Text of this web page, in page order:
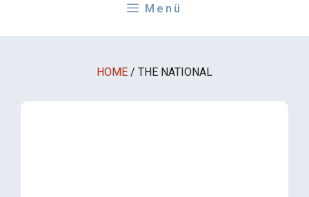
Menü
HOME / THE NATIONAL